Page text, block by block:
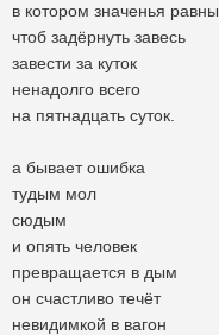
в котором значенья равны
чтоб задёрнуть завесь
завести за куток
ненадолго всего
на пятнадцать суток.
а бывает ошибка
тудым мол
сюдым
и опять человек
превращается в дым
он счастливо течёт
невидимкой в вагон